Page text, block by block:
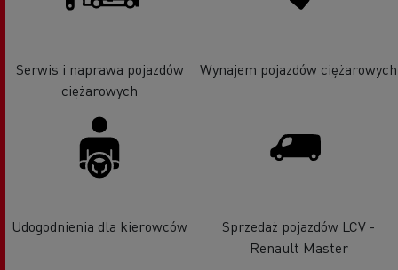
Serwis i naprawa pojazdów
ciężarowych
Wynajem pojazdów ciężarowych
Udogodnienia dla kierowców
Sprzedaż pojazdów LCV -
Renault Master